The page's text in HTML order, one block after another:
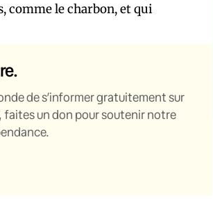
comme le charbon, et qui
de s’informer gratuitement sur
faites un don pour soutenir notre